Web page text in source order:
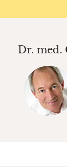
Dr. med.